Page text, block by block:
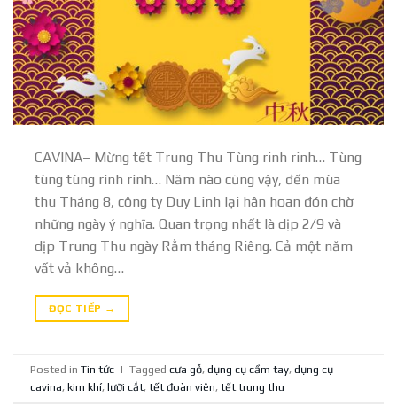
CAVINA– Mừng tết Trung Thu Tùng rinh rinh… Tùng
tùng tùng rinh rinh… Năm nào cũng vậy, đến mùa
thu Tháng 8, công ty Duy Linh lại hân hoan đón chờ
những ngày ý nghĩa. Quan trọng nhất là dịp 2/9 và
dịp Trung Thu ngày Rằm tháng Riêng. Cả một năm
vất vả không…
ĐỌC TIẾP →
Posted inTin tức | Taggedcưa gỗ,dụng cụ cầm tay,dụng cụ
cavina,kim khí,lưỡi cắt,tết đoàn viên,tết trung thu